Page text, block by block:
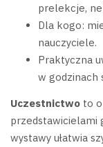
prelekcje,
Dla kogo:
nauczyciele.
Praktyczna
w godzinach
Uczestnictwo to
przedstawicielami
wystawy ułatwia